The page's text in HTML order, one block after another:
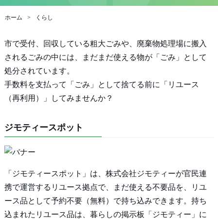
ホーム くらし
市で受付、回収している粗大ごみや、廃棄物処理場に搬入
されるごみの中には、まだまだ使える物が「ごみ」として
処分されています。
手数料を支払って「ごみ」として捨てる前に「リユース
（再利用）」してみませんか？
ジモティースポット
「ジモティースポット」は、株式会社ジモティーが官民連
携で運営するリユース拠点で、まだ使える不要品を、リユ
ース品として予約不要（無料）で持ち込みできます。持ち
込まれたリユース品は、暮らしの掲示板「ジモティー」に